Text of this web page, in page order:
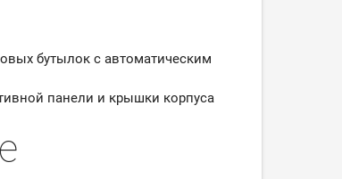
бутылокс автоматическим
панели и крышки корпуса